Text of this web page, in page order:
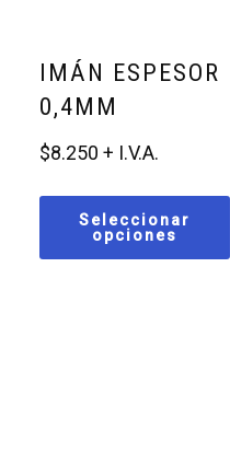
IMÁN ESPESOR
0,4MM
$8.250
Seleccionar
opciones